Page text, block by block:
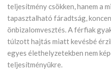
teljesítmény csökken, hanem a
tapasztalható fáradtság,
önbizalomvesztés. A férfiak
túlzott hajtás miatt kevésbé
egyes élethelyzetekben nem
teljesítményükre.